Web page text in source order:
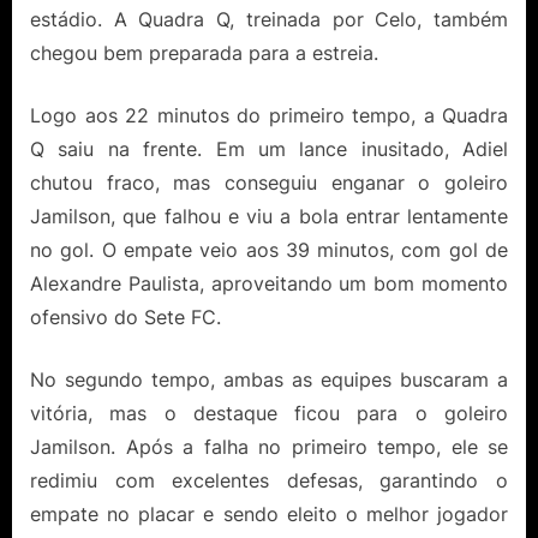
estádio. A Quadra Q, treinada por Celo, também
chegou bem preparada para a estreia.
Logo aos 22 minutos do primeiro tempo, a Quadra
Q saiu na frente. Em um lance inusitado, Adiel
chutou fraco, mas conseguiu enganar o goleiro
Jamilson, que falhou e viu a bola entrar lentamente
no gol. O empate veio aos 39 minutos, com gol de
Alexandre Paulista, aproveitando um bom momento
ofensivo do Sete FC.
No segundo tempo, ambas as equipes buscaram a
vitória, mas o destaque ficou para o goleiro
Jamilson. Após a falha no primeiro tempo, ele se
redimiu com excelentes defesas, garantindo o
empate no placar e sendo eleito o melhor jogador